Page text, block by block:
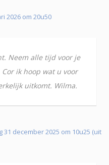
2026 om 20u50
Neem alle tijd voor je
ik hoop wat u voor
uitkomt. Wilma.
31 december 2025 om 10u25 (uit